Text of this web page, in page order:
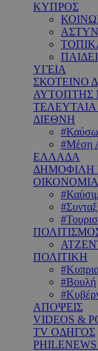
ΚΥΠΡΟΣ
ΥΓΕΙΑ
ΣΚΟΤΕΙΝΟ
ΑΥΤΟΠΤΗΣ
ΔΙΕΘΝΗ
#Μέση
ΕΛΛΑΔΑ
ΔΗΜΟΦΙΛΗ
ΟΙΚΟΝΟΜΙΑ
ΠΟΛΙΤΙΚΗ
#Βουλή
ΑΠΟΨΕΙΣ
VIDEOS &
TV ΟΔΗΓΟΣ